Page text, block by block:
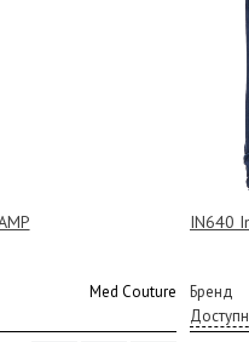
Med Couture
IN640
Бренд